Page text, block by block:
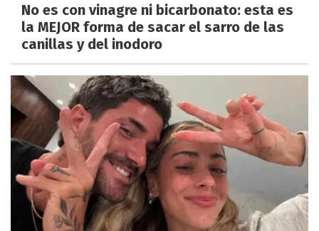
No es con vinagre ni bicarbonato: esta es
la MEJOR forma de sacar el sarro de las
canillas y del inodoro